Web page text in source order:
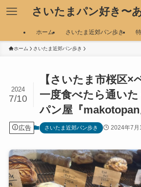
さいたまパン好き〜
ホーム さいたま近郊パン歩き
ホーム さいたま近郊パン歩き
【さいたま市桜区×
一度食べたら通い
パン屋『makotopan
2024
7/10
広告 さいたま近郊パン歩き 2024年7月